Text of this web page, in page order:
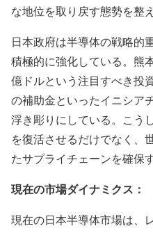
な地位を取り戻す態勢を整
日本政府は半導体の戦略的
積極的に強化している。熊
億ドルという注目すべき投
の補助金といったイニシア
浮き彫りにしている。こう
を復活させるだけでなく、
たサプライチェーンを確保
現在の市場ダイナミクス：
現在の日本半導体市場は、